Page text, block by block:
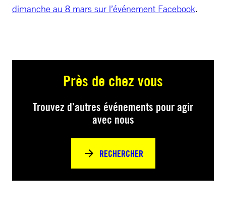
dimanche au 8 mars sur l’événement Facebook.
Près de chez vous
Trouvez d’autres événements pour agir
avec nous
RECHERCHER